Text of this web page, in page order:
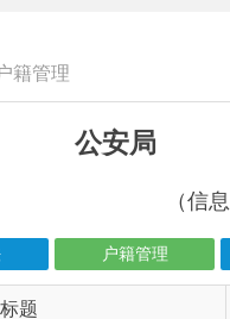
局
（信息更新责任人
结果公示